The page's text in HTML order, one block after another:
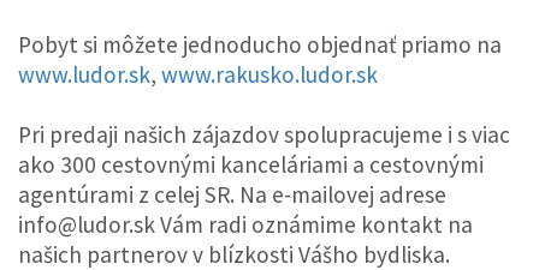
Pobyt si môžete jednoducho objednať priamo na
www.ludor.sk, www.rakusko.ludor.sk
Pri predaji našich zájazdov spolupracujeme i s viac
ako 300 cestovnými kanceláriami a cestovnými
agentúrami z celej SR. Na e-mailovej adrese
info@ludor.sk Vám radi oznámime kontakt na
našich partnerov v blízkosti Vášho bydliska.